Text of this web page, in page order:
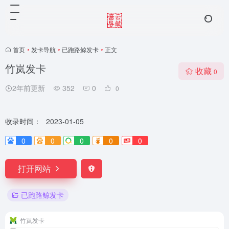
首页 • 发卡导航 • 已跑路鲸发卡 • 正文
竹岚发卡
2年前更新 352 0 0
收藏 0
收录时间：
2023-01-05
0
0 0 0 0
打开网站
已跑路鲸发卡
竹岚发卡